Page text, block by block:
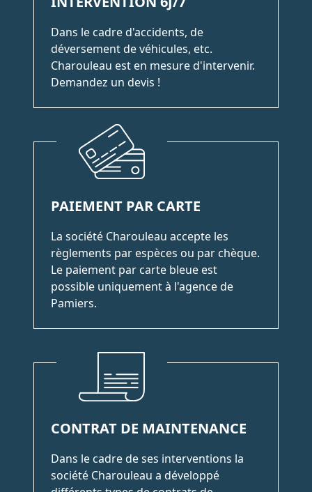
Dans le cadre d'accidents, de
déversement de véhicules, etc.
Charouleau est en mesure d'intervenir.
Demandez un devis !
PAIEMENT PAR CARTE
La société Charouleau accepte les
règlements par espèces ou par chèque.
Le paiement par carte bleue est
possible uniquement à l'agence de
Pamiers.
CONTRAT DE MAINTENANCE
Dans le cadre de ses interventions la
société Charouleau a développé